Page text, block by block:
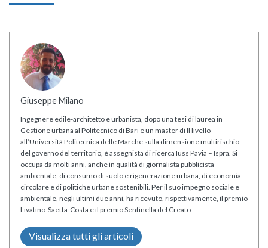
Giuseppe Milano
Ingegnere edile-architetto e urbanista, dopo una tesi di laurea in
Gestione urbana al Politecnico di Bari e un master di II livello
all’Università Politecnica delle Marche sulla dimensione multirischio
del governo del territorio, è assegnista di ricerca Iuss Pavia – Ispra. Si
occupa da molti anni, anche in qualità di giornalista pubblicista
ambientale, di consumo di suolo e rigenerazione urbana, di economia
circolare e di politiche urbane sostenibili. Per il suo impegno sociale e
ambientale, negli ultimi due anni, ha ricevuto, rispettivamente, il premio
Livatino-Saetta-Costa e il premio Sentinella del Creato
Visualizza tutti gli articoli